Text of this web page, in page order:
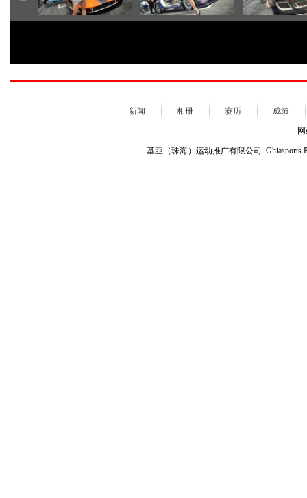
新闻 相册 赛历 成绩
基亞（珠海）运动推广有限公司 Ghiasports